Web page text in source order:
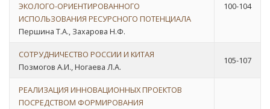
ЭКОЛОГО-ОРИЕНТИРОВАННОГО
ИСПОЛЬЗОВАНИЯ РЕСУРСНОГО ПОТЕНЦИАЛА
Першина Т.А., Захарова Н.Ф.
100-104
СОТРУДНИЧЕСТВО РОССИИ И КИТАЯ
Позмогов А.И., Ногаева Л.А.
105-107
РЕАЛИЗАЦИЯ ИННОВАЦИОННЫХ ПРОЕКТОВ
ПОСРЕДСТВОМ ФОРМИРОВАНИЯ